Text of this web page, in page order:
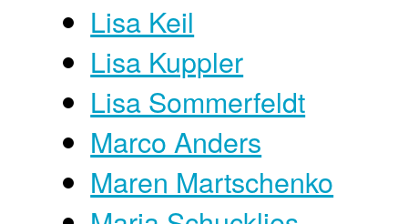
Lisa Keil
Lisa Kuppler
Lisa Sommerfeldt
Marco Anders
Maren Martschenko